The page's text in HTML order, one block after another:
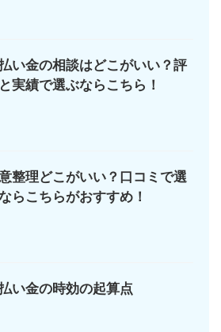
い金の相談はどこがいい？評
実績で選ぶならこちら！
整理どこがいい？口コミで選
らこちらがおすすめ！
い金の時効の起算点